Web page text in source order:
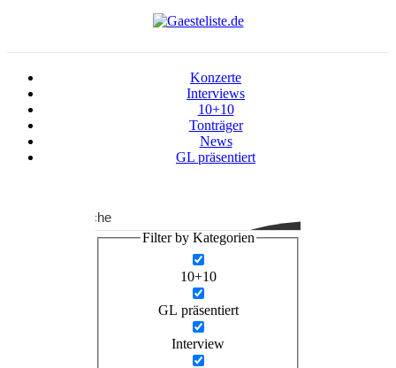
Konzerte
Interviews
10+10
Tonträger
News
GL präsentiert
Suche
Filter by Kategorien
10+10
GL präsentiert
Interview